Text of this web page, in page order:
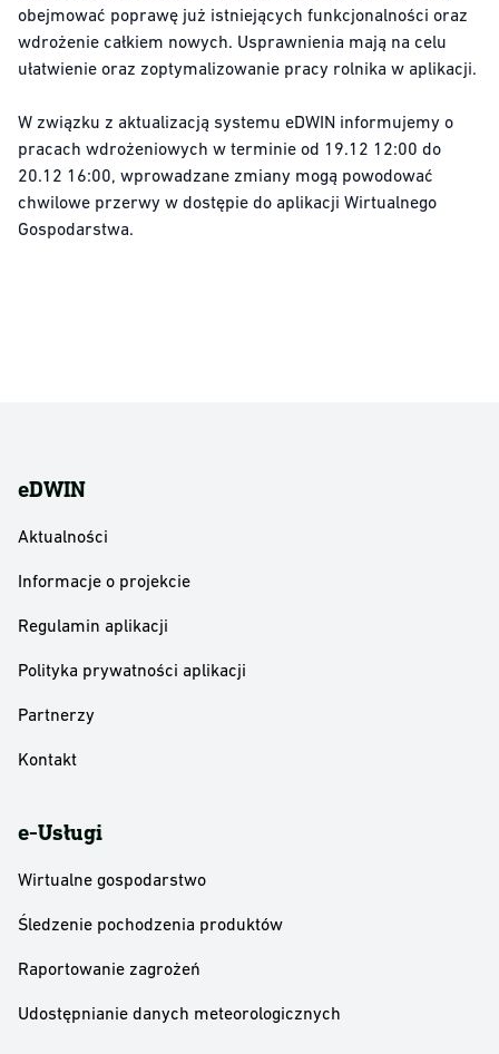
obejmować poprawę już istniejących funkcjonalności oraz
wdrożenie całkiem nowych. Usprawnienia mają na celu
ułatwienie oraz zoptymalizowanie pracy rolnika w aplikacji.
W związku z aktualizacją systemu eDWIN informujemy o
pracach wdrożeniowych w terminie od 19.12 12:00 do
20.12 16:00, wprowadzane zmiany mogą powodować
chwilowe przerwy w dostępie do aplikacji Wirtualnego
Gospodarstwa.
eDWIN
Aktualności
Informacje o projekcie
Regulamin aplikacji
Polityka prywatności aplikacji
Partnerzy
Kontakt
e-Usługi
Wirtualne gospodarstwo
Śledzenie pochodzenia produktów
Raportowanie zagrożeń
Udostępnianie danych meteorologicznych